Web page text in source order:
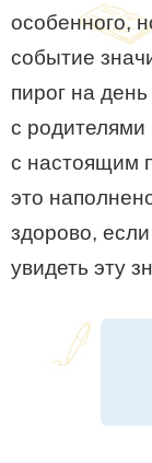
особенного,
событие
пирог на
с родителями
с настоящим
это
здорово,
увидеть эту